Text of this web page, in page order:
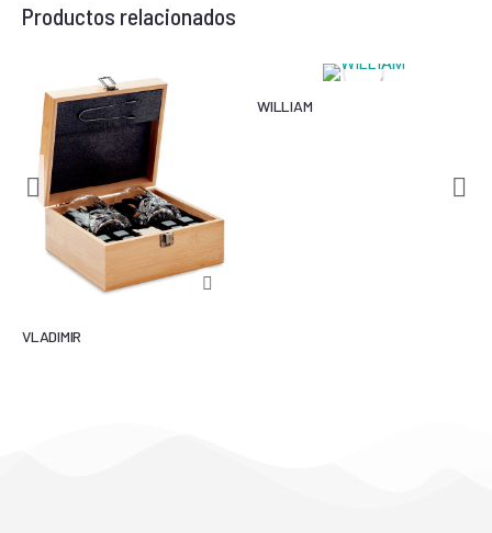
Productos relacionados
VLADIMIR
WILLIAM